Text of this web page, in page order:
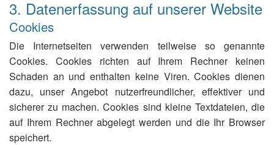
3. Datenerfassung auf unserer Website
Cookies
Die Internetseiten verwenden teilweise so genannte
Cookies. Cookies richten auf Ihrem Rechner keinen
Schaden an und enthalten keine Viren. Cookies dienen
dazu, unser Angebot nutzerfreundlicher, effektiver und
sicherer zu machen. Cookies sind kleine Textdateien, die
auf Ihrem Rechner abgelegt werden und die Ihr Browser
speichert.